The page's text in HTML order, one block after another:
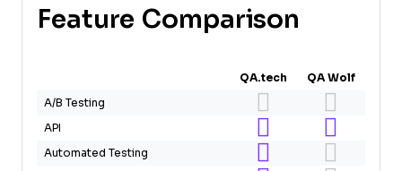
Feature Comparison
QA.tech
QA Wolf
A/B Testing
API
Automated Testing